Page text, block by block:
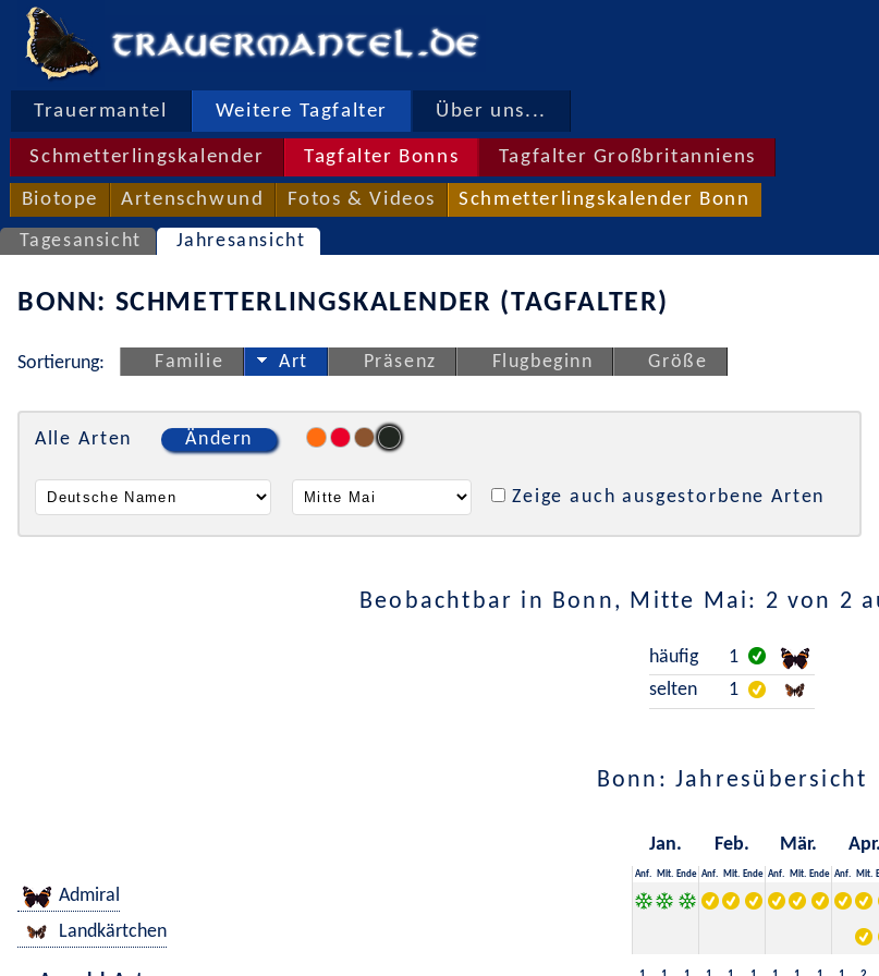
Trauermantel Weitere Tagfalter Über uns...
Schmetterlingskalender Tagfalter Bonns Tagfalter Großbritanniens
Biotope Artenschwund Fotos & Videos Schmetterlingskalender Bonn
Tagesansicht Jahresansicht
BONN: SCHMETTERLINGSKALENDER (TAGFALTER)
Sortierung: Familie Art Präsenz Flugbeginn Größe
Alle Arten Ändern
Zeige auch ausgestorbene Arten
Beobachtbar in Bonn, Mitte Mai: 2 von 2
häufig
1
selten
1
Bonn: Jahresübersicht
Jan. Feb. Mär. Apr.
Anf. Mit. Ende Anf. Mit. Ende Anf. Mit. Ende Anf. Mit.
Admiral
Landkärtchen